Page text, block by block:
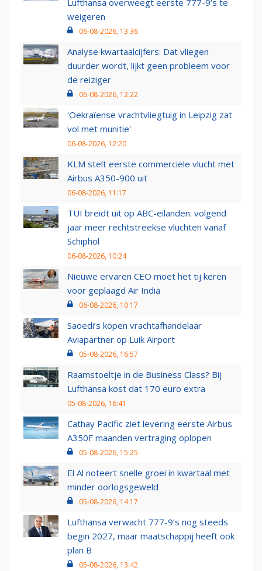
Lufthansa overweegt eerste 777-9’s te
weigeren
06-08-2026, 13:36
Analyse kwartaalcijfers: Dat vliegen
duurder wordt, lijkt geen probleem voor
de reiziger
06-08-2026, 12:22
'Oekraïense vrachtvliegtuig in Leipzig zat
vol met munitie'
06-08-2026, 12:20
KLM stelt eerste commerciële vlucht met
Airbus A350-900 uit
06-08-2026, 11:17
TUI breidt uit op ABC-eilanden: volgend
jaar meer rechtstreekse vluchten vanaf
Schiphol
06-08-2026, 10:24
Nieuwe ervaren CEO moet het tij keren
voor geplaagd Air India
06-08-2026, 10:17
Saoedi’s kopen vrachtafhandelaar
Aviapartner op Luik Airport
05-08-2026, 16:57
Raamstoeltje in de Business Class? Bij
Lufthansa kost dat 170 euro extra
05-08-2026, 16:41
Cathay Pacific ziet levering eerste Airbus
A350F maanden vertraging oplopen
05-08-2026, 15:25
El Al noteert snelle groei in kwartaal met
minder oorlogsgeweld
05-08-2026, 14:17
Lufthansa verwacht 777-9’s nog steeds
begin 2027, maar maatschappij heeft ook
plan B
05-08-2026, 13:42